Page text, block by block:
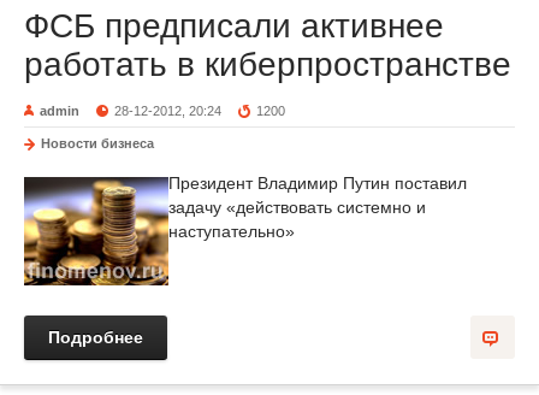
ФСБ предписали активнее
работать в киберпространстве
admin 28-12-2012, 20:24 1200
Новости бизнеса
Президент Владимир Путин поставил
задачу «действовать системно и
наступательно»
Подробнее